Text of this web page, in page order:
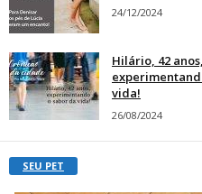
24/12/2024
Hilário, 42 anos,
vida!
26/08/2024
SEU PET